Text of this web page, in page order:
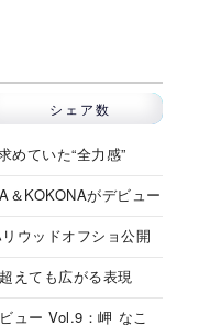
シェア数
めていた“全力感”
＆KOKONAがデビュー
ウッドオフショ公開
えても広がる表現
ュー Vol.9：岬 なこ